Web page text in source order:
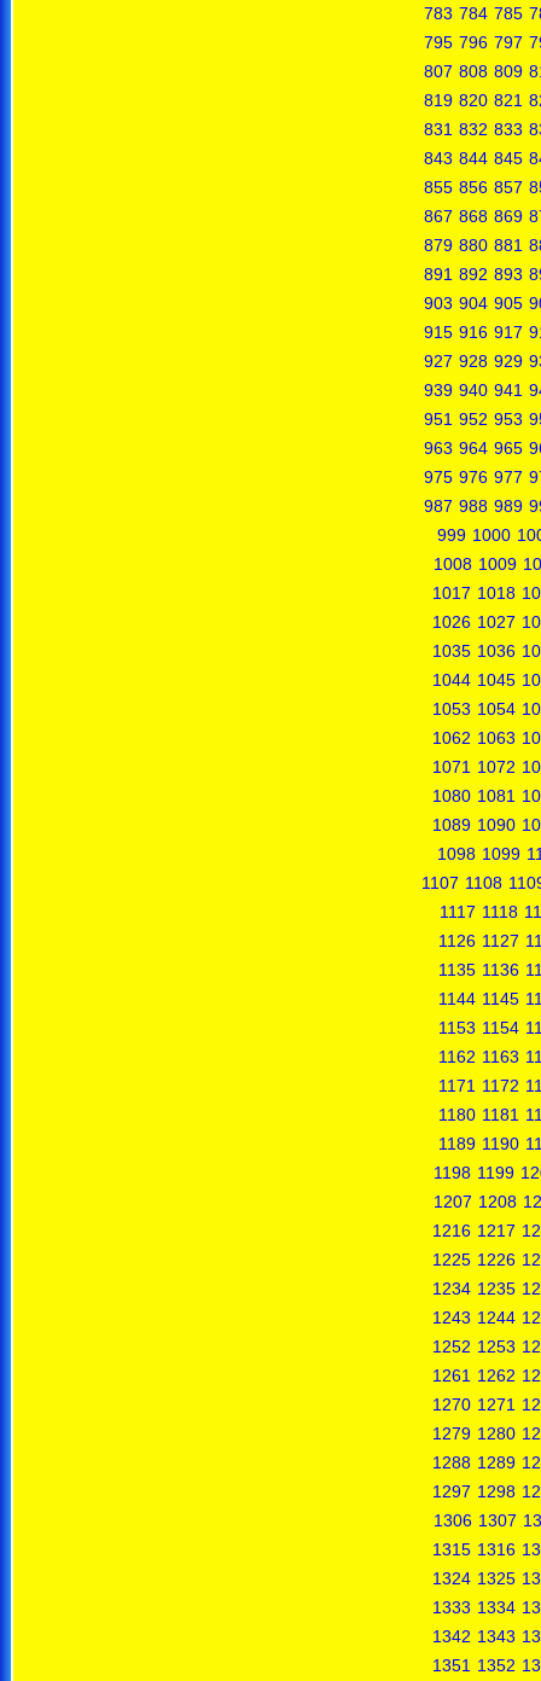
783 784 785
795 796 797
807 808 809
819 820 821
831 832 833
843 844 845
855 856 857
867 868 869
879 880 881
891 892 893
903 904 905
915 916 917
927 928 929
939 940 941
951 952 953
963 964 965
975 976 977
987 988 989
999 1000
1008 1009
1017 1018
1026 1027
1035 1036
1044 1045
1053 1054
1062 1063
1071 1072
1080 1081
1089 1090
1098 1099
1107 1108
1117 1118
1126 1127
1135 1136
1144 1145
1153 1154
1162 1163
1171 1172
1180 1181
1189 1190
1198 1199
1207 1208
1216 1217
1225 1226
1234 1235
1243 1244
1252 1253
1261 1262
1270 1271
1279 1280
1288 1289
1297 1298
1306 1307
1315 1316
1324 1325
1333 1334
1342 1343
1351 1352